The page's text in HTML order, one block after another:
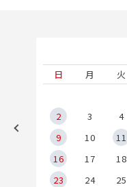
日
月 火
2
3 4
9
10 11
16
17 18
23
24 25